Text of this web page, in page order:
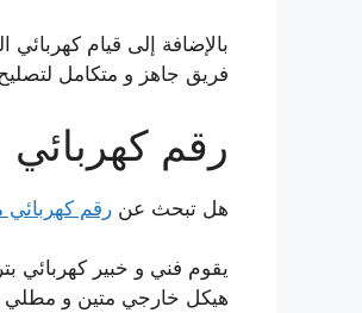
بالإضافة إلى قيام
فريق جاهز و متكامل
رقم كهربائي
هل تبحث عن رقم كهربائي
يقوم فني و خبير كهربائي
هيكل خارجي متين و مطلي